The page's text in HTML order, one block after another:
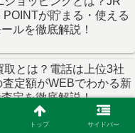
が貯まる・使える
ルを徹底解説！
取とは？電話は上位3社
定額がWEBでわかる新
定を徹底解説！
トップ サイドバー